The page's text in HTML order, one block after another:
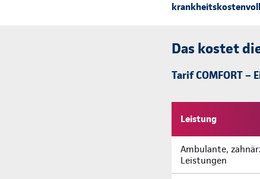
Das kostet
Tarif COMFORT
Leistung
Ambulante,
Leistungen